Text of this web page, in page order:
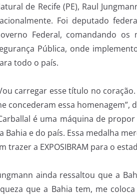
de Recife (PE), Raul
Foi deputado
Federal, comandando
Pública, onde
todo o país.
carregar esse título no
concederam essa homenagem”,
é uma máquina de
Bahia e do país. Essa medalha
trazer a EXPOSIBRAM para o
ainda ressaltou que a
que a Bahia tem, me